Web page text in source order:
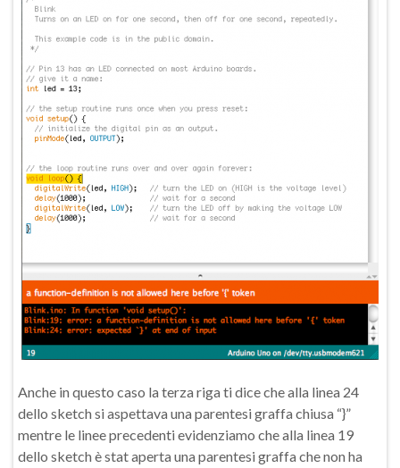
Anche in questo caso la terza riga ti dice che alla linea 24
dello sketch si aspettava una parentesi graffa chiusa “}”
mentre le linee precedenti evidenziamo che alla linea 19
dello sketch è stat aperta una parentesi graffa che non ha